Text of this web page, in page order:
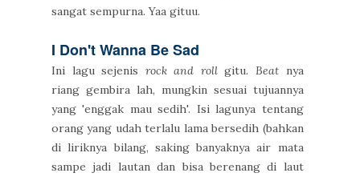
sangat sempurna. Yaa gituu.
I Don't Wanna Be Sad
Ini lagu sejenis rock and rollgitu. Beat nya
riang gembira lah, mungkin sesuai tujuannya
yang 'enggak mau sedih'. Isi lagunya tentang
orang yang udah terlalu lama bersedih (bahkan
di liriknya bilang, saking banyaknya air mata
sampe jadi lautan dan bisa berenang di laut